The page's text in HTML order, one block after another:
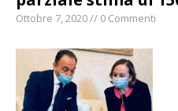
Ottobre 7, 2020 // 0 Commenti